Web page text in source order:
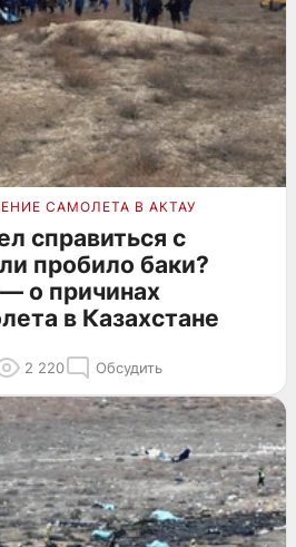
САМОЛЕТА В АКТАУ
справиться с
пробило баки?
о причинах
в Казахстане
2 220 Обсудить